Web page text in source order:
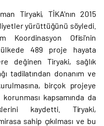
Tiryaki, TİKA'nın 2015
yürüttüğünü söyledi.
Koordinasyon Ofisi’nin
489 proje hayata
değinen Tiryaki, sağlık
tadilatından donanım ve
birçok projeye
kapsamında da
kaydetti. Tiryaki,
sahip çıkılması ve bu